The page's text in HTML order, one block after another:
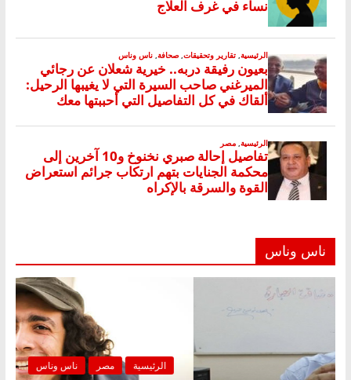
ناس وناس
الرئيسية ناس وناس